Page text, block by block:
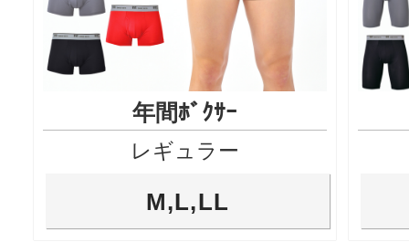
年間ﾎﾞｸｻｰ
レギュラー
M,L,LL